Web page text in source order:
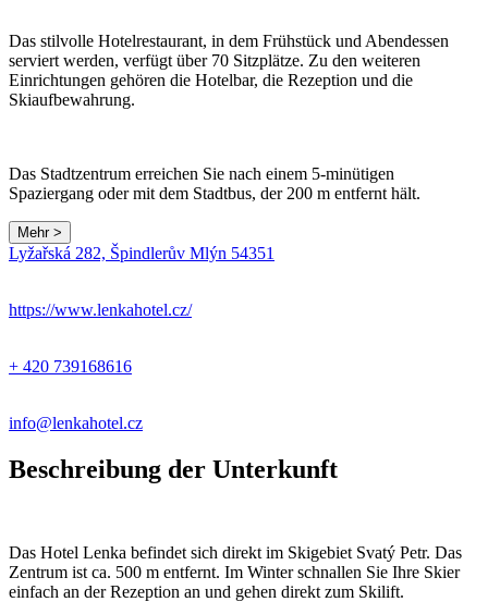
Das stilvolle Hotelrestaurant, in dem Frühstück und Abendessen
serviert werden, verfügt über 70 Sitzplätze. Zu den weiteren
Einrichtungen gehören die Hotelbar, die Rezeption und die
Skiaufbewahrung.
Das Stadtzentrum erreichen Sie nach einem 5-minütigen
Spaziergang oder mit dem Stadtbus, der 200 m entfernt hält.
Mehr >
−
Lyžařská 282, Špindlerův Mlýn 54351
https://www.lenkahotel.cz/
+ 420 739168616
info@lenkahotel.cz
Beschreibung der Unterkunft
Das Hotel Lenka befindet sich direkt im Skigebiet Svatý Petr. Das
Zentrum ist ca. 500 m entfernt. Im Winter schnallen Sie Ihre Skier
einfach an der Rezeption an und gehen direkt zum Skilift.